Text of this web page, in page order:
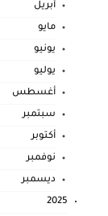
أبريل
مايو
يونيو
يوليو
أغسطس
سبتمبر
أكتوبر
نوفمبر
ديسمبر
2025